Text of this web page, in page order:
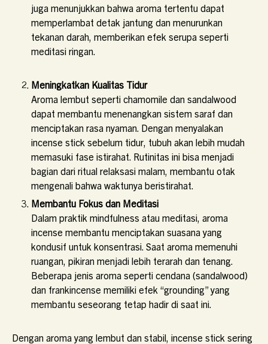
juga menunjukkan bahwa aroma tertentu dapat
memperlambat detak jantung dan menurunkan
tekanan darah, memberikan efek serupa seperti
meditasi ringan.
Meningkatkan Kualitas Tidur
Aroma lembut seperti chamomile dan sandalwood
dapat membantu menenangkan sistem saraf dan
menciptakan rasa nyaman. Dengan menyalakan
incense stick sebelum tidur, tubuh akan lebih mudah
memasuki fase istirahat. Rutinitas ini bisa menjadi
bagian dari ritual relaksasi malam, membantu otak
mengenali bahwa waktunya beristirahat.
Membantu Fokus dan Meditasi
Dalam praktik mindfulness atau meditasi, aroma
incense membantu menciptakan suasana yang
kondusif untuk konsentrasi. Saat aroma memenuhi
ruangan, pikiran menjadi lebih terarah dan tenang.
Beberapa jenis aroma seperti cendana (sandalwood)
dan frankincense memiliki efek “grounding” yang
membantu seseorang tetap hadir di saat ini.
Dengan aroma yang lembut dan stabil, incense stick sering